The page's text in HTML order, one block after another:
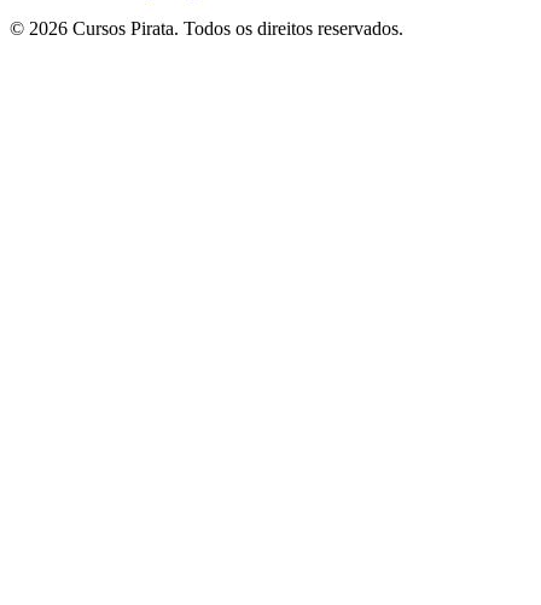
© 2026 Cursos Pirata. Todos os direitos reservados.